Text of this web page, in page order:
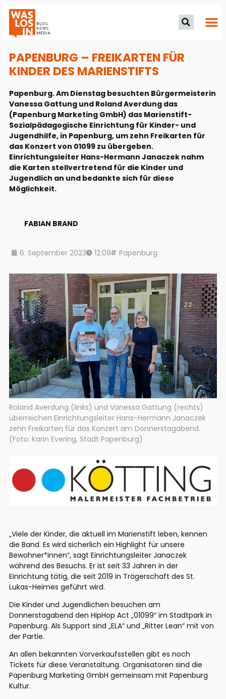
PAPENBURG – FREIKARTEN FÜR
KINDER DES MARIENSTIFTS
Papenburg. Am Dienstag besuchten Bürgermeisterin
Vanessa Gattung und Roland Averdung das
(Papenburg Marketing GmbH) das Marienstift-
Sozialpädagogische Einrichtung für Kinder- und
Jugendhilfe, in Papenburg, um zehn Freikarten für
das Konzert von 01099 zu übergeben.
Einrichtungsleiter Hans-Hermann Janaczek nahm
die Karten stellvertretend für die Kinder und
Jugendlich an und bedankte sich für diese
Möglichkeit.
FABIAN BRAND
6. September 2023 12:09 Papenburg
Roland Averdung (links) und Vanessa Gattung (rechts)
überreichen Einrichtungsleiter Hans-Hermann Janaczek
zehn Freikarten für das Konzert am Donnerstagabend.
(Foto: Karin Evering, Stadt Papenburg)
„Viele der Kinder, die aktuell im Marienstift leben, kennen
die Band. Es wird sicherlich ein Highlight für unsere
Bewohner*innen“, sagt Einrichtungsleiter Janaczek
während des Besuchs. Er ist seit 33 Jahren in der
Einrichtung tätig, die seit 2019 in Trägerschaft des St.
Lukas-Heimes geführt wird.
Die Kinder und Jugendlichen besuchen am
Donnerstagabend den HipHop Act „01099“ im Stadtpark in
Papenburg. Als Support sind „ELA“ und „Ritter Lean“ mit von
der Partie.
An allen bekannten Vorverkaufsstellen gibt es noch
Tickets für diese Veranstaltung. Organisatoren sind die
Papenburg Marketing GmbH gemeinsam mit Papenburg
Kultur.